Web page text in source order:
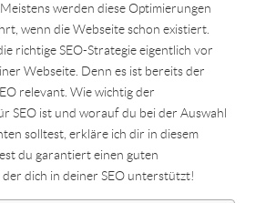
werden diese Optimierungen
wenn die Webseite schon existiert.
richtige SEO-Strategie eigentlich vor
Webseite. Denn es ist bereits der
relevant. Wie wichtig der
SEO ist und worauf du bei der Auswahl
solltest, erkläre ich dir in diesem
du garantiert einen guten
der dich in deiner SEO unterstützt!